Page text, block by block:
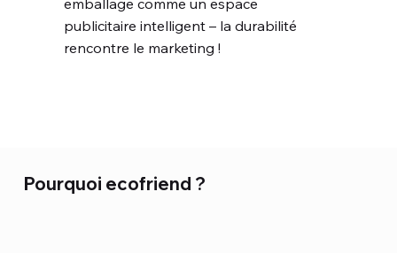
publicitaire intelligent – la durabilité
rencontre le marketing !
Pourquoi ecofriend ?